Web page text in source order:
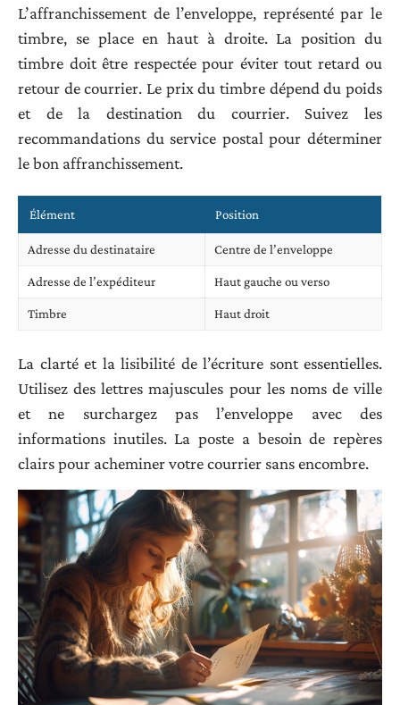
L’affranchissement de l’enveloppe, représenté par le
timbre, se place en haut à droite. La position du
timbre doit être respectée pour éviter tout retard ou
retour de courrier. Le prix du timbre dépend du poids
et de la destination du courrier. Suivez les
recommandations du service postal pour déterminer
le bon affranchissement.
Élément Position
Adresse du destinataire Centre de l’enveloppe
Adresse de l’expéditeur Haut gauche ou verso
Timbre Haut droit
La clarté et la lisibilité de l’écriture sont essentielles.
Utilisez des lettres majuscules pour les noms de ville
et ne surchargez pas l’enveloppe avec des
informations inutiles. La poste a besoin de repères
clairs pour acheminer votre courrier sans encombre.